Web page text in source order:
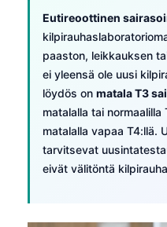
Eutireoottinen
paaston, leikkauksen
ei yleensä ole uusi
löydös on matala T3
matalalla tai normaalilla
matalalla vapaa T4:llä.
tarvitsevat
eivät välitöntä